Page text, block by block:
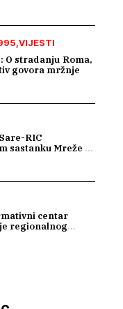
VIJESTI
O stradanju Roma,
govora mržnje
RIC
sastanku Mreže za
centar
regionalnog
BALKANS“